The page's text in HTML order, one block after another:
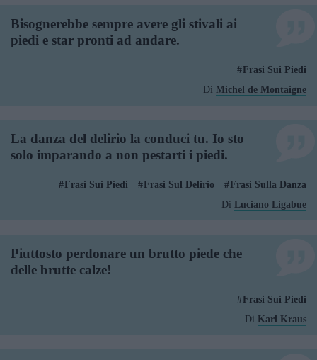
Bisognerebbe sempre avere gli stivali ai
piedi e star pronti ad andare.
Frasi Sui Piedi
Di Michel de Montaigne
La danza del delirio la conduci tu. Io sto
solo imparando a non pestarti i piedi.
Frasi Sui Piedi Frasi Sul Delirio
Frasi Sulla Danza
Di Luciano Ligabue
Piuttosto perdonare un brutto piede che
delle brutte calze!
Frasi Sui Piedi
Di Karl Kraus